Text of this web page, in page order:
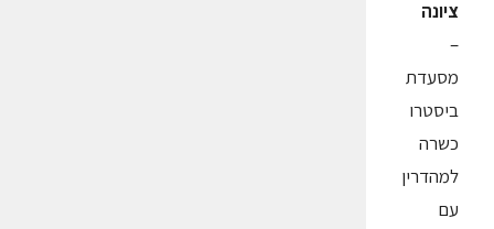
ציונה
–
מסעדת
ביסטרו
כשרה
למהדרין
עם